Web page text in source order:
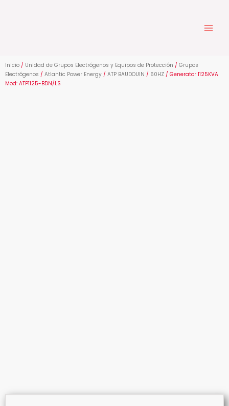
Inicio / Unidad de Grupos Electrógenos y Equipos de Protección / Grupos
Electrógenos / Atlantic Power Energy / ATP BAUDOUIN / 60HZ / Generator 1125KVA
Mod: ATP1125-BDN/LS